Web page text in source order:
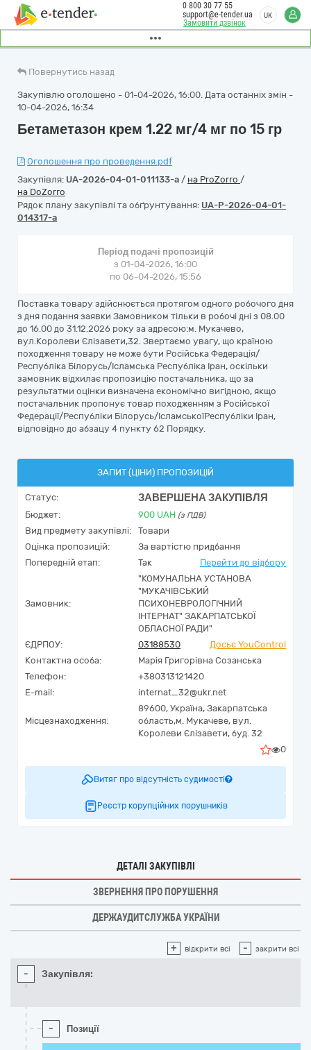
Замовити дзвінок
0 800 30 77 55
support@e-tender.ua
UK
Повернутись назад
Закупівлю оголошено - 01-04-2026, 16:00. Дата останніх змін -
10-04-2026, 16:34
Бетаметазон крем 1.22 мг/4 мг по 15 гр
Оголошення про проведення.pdf
Закупівля: UA-2026-04-01-011133-a / на ProZorro /
на DoZorro
Рядок плану закупівлі та обґрунтування: UA-P-2026-04-01-
014317-a
Період подачі пропозицій
з 01-04-2026, 16:00
по 06-04-2026, 15:56
Поставка товару здійснюється протягом одного робочого дня
з дня подання заявки Замовником тільки в робочі дні з 08.00
до 16.00 до 31.12.2026 року за адресою:м. Мукачево,
вул.Королеви Єлізавети,32. Звертаємо увагу, що країною
походження товару не може бути Російська Федерація/
Республіка Білорусь/Ісламська Республіка Іран, оскільки
замовник відхилає пропозицію постачальника, що за
результатми оцінки визначена економічно вигідною, якщо
постачальник пропонує товар походженням з Російської
Федерації/Республіки Білорусь/ІсламськоїРеспубліки Іран,
відповідно до абзацу 4 пункту 62 Порядку.
ЗАПИТ (ЦІНИ) ПРОПОЗИЦІЙ
Статус: ЗАВЕРШЕНА ЗАКУПІВЛЯ
Бюджет: 900 UAH (з ПДВ)
Вид предмету закупівлі:
Товари
Оцінка пропозицій:
За вартістю придбання
Попередній етап:
Так Перейти до відбору
Замовник:
"КОМУНАЛЬНА УСТАНОВА
"МУКАЧІВСЬКИЙ
ПСИХОНЕВРОЛОГІЧНИЙ
ІНТЕРНАТ" ЗАКАРПАТСЬКОЇ
ОБЛАСНОЇ РАДИ"
ЄДРПОУ:
03188530
Досьє YouControl
Контактна особа:
Марія Григорівна Созанська
Телефон:
+380313121420
E-mail:
internat_32@ukr.net
Місцезнаходження:
89600, Україна, Закарпатська
область,м. Мукачеве, вул.
Королеви Єлізавети, буд. 32
0
Витяг про відсутність судимості
Реєстр корупційних порушників
ДЕТАЛІ ЗАКУПІВЛІ
ЗВЕРНЕННЯ ПРО ПОРУШЕННЯ
ДЕРЖАУДИТСЛУЖБА УКРАЇНИ
+ відкрити всі - закрити всі
- Закупівля:
- Позиції